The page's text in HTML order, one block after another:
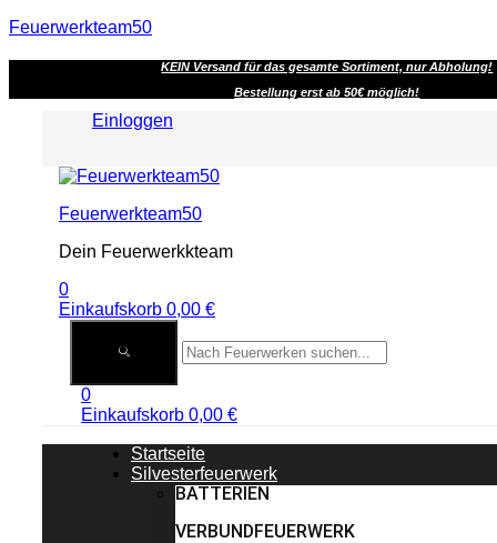
Feuerwerkteam50
KEIN Versand für das gesamte Sortiment, nur Abholung!
Bestellung erst ab 50€ möglich!
Einloggen
Menu
Feuerwerkteam50
Dein Feuerwerkkteam
0
Einkaufskorb 0,00 €
0
Einkaufskorb 0,00 €
Startseite
Silvesterfeuerwerk
BATTERIEN
VERBUNDFEUERWERK